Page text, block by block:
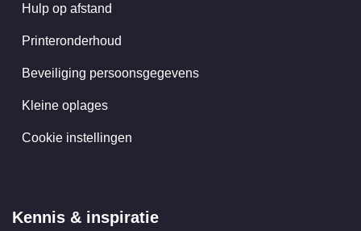
Hulp op afstand
Printeronderhoud
Beveiliging persoonsgegevens
Kleine oplages
Cookie instellingen
Kennis & inspiratie